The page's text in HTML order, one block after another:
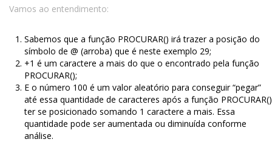
Vamos ao entendimento:
Sabemos que a função PROCURAR() irá trazer a posição do
símbolo de @ (arroba) que é neste exemplo 29;
+1 é um caractere a mais do que o encontrado pela função
PROCURAR();
E o número 100 é um valor aleatório para conseguir “pegar”
até essa quantidade de caracteres após a função PROCURAR()
ter se posicionado somando 1 caractere a mais. Essa
quantidade pode ser aumentada ou diminuída conforme
análise.